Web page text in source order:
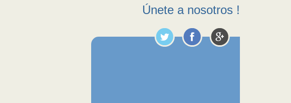
Únete a nosotros !